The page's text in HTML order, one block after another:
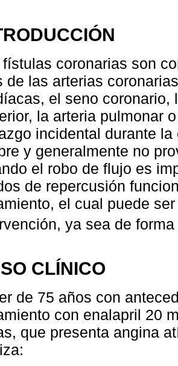
fístulas coronarias son
de las arterias
el seno
la arteria pulmonar
incidental durante
y generalmente no
el robo de flujo es
de repercusión
el cual puede
ya sea de
CLÍNICO
de 75 años con
con enalapril 20
que presenta angina